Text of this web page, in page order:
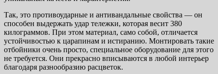
Так, это противоударные и антивандальные свойства — он
способен выдержать удар тележки, которая весит 380
килограммов. При этом материал, само собой, отличается
устойчивостью к царапинам и истиранию. Монтировать такие
отбойники очень просто, специальное оборудование для этого
не требуется. Они прекрасно вписываются в любой интерьер
благодаря разнообразию расцветок.